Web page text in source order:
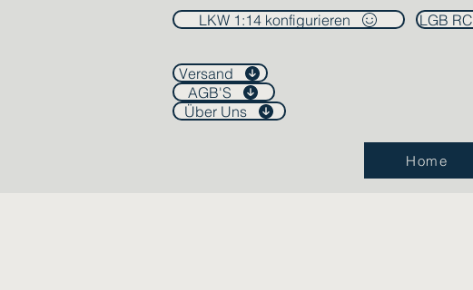
LKW 1:14 konfigurieren LGB RC
Versand
AGB'S
Über Uns
Home